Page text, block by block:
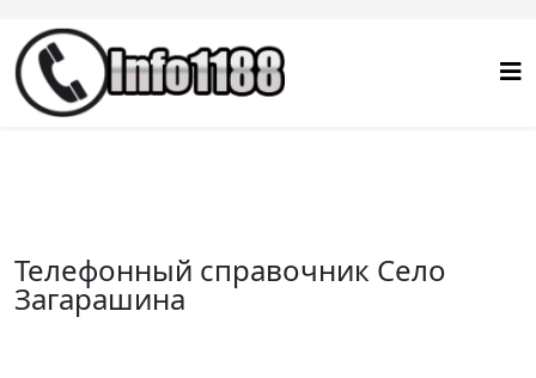
Телефонный справочник Село
Загарашина